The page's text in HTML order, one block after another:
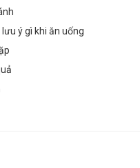
ý gì khi ăn uống